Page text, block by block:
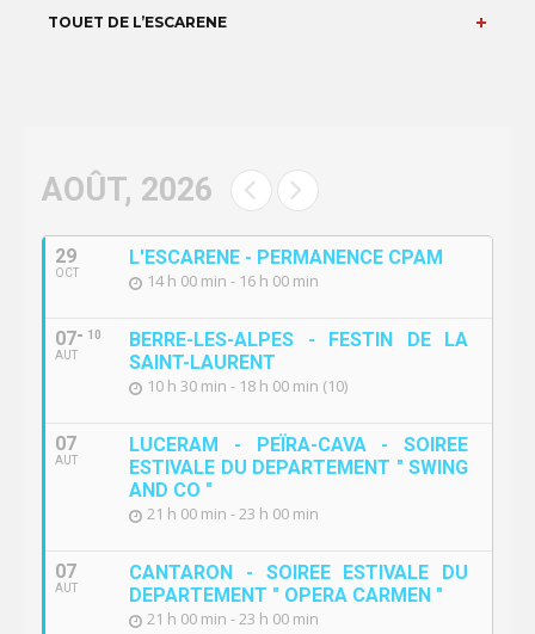
TOUET DE L’ESCARENE
AOÛT, 2026
29
OCT
L'ESCARENE - PERMANENCE CPAM
14 h 00 min - 16 h 00 min
07
AUT
10
BERRE-LES-ALPES - FESTIN DE LA
SAINT-LAURENT
10 h 30 min - 18 h 00 min (10)
07
AUT
LUCERAM - PEÏRA-CAVA - SOIREE
ESTIVALE DU DEPARTEMENT " SWING
AND CO "
21 h 00 min - 23 h 00 min
07
AUT
CANTARON - SOIREE ESTIVALE DU
DEPARTEMENT " OPERA CARMEN "
21 h 00 min - 23 h 00 min